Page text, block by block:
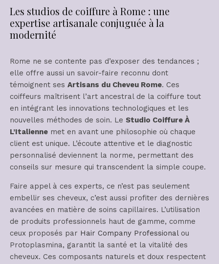
Les studios de coiffure à Rome : une
expertise artisanale conjuguée à la
modernité
Rome ne se contente pas d’exposer des tendances ;
elle offre aussi un savoir-faire reconnu dont
témoignent ses Artisans du Cheveu Rome. Ces
coiffeurs maîtrisent l’art ancestral de la coiffure tout
en intégrant les innovations technologiques et les
nouvelles méthodes de soin. Le Studio Coiffure À
L’Italienne met en avant une philosophie où chaque
client est unique. L’écoute attentive et le diagnostic
personnalisé deviennent la norme, permettant des
conseils sur mesure qui transcendent la simple coupe.
Faire appel à ces experts, ce n’est pas seulement
embellir ses cheveux, c’est aussi profiter des dernières
avancées en matière de soins capillaires. L’utilisation
de produits professionnels haut de gamme, comme
ceux proposés par Hair Company Professionalou
Protoplasmina, garantit la santé et la vitalité des
cheveux. Ces composants naturels et doux respectent